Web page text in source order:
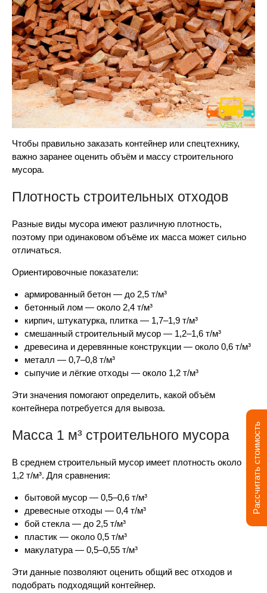
Рассчитать стоимость
Чтобы правильно заказать контейнер или спецтехнику,
важно заранее оценить объём и массу строительного
мусора.
Плотность строительных отходов
Разные виды мусора имеют различную плотность,
поэтому при одинаковом объёме их масса может сильно
отличаться.
Ориентировочные показатели:
армированный бетон — до 2,5 т/м³
бетонный лом — около 2,4 т/м³
кирпич, штукатурка, плитка — 1,7–1,9 т/м³
смешанный строительный мусор — 1,2–1,6 т/м³
древесина и деревянные конструкции — около 0,6 т/м³
металл — 0,7–0,8 т/м³
сыпучие и лёгкие отходы — около 1,2 т/м³
Эти значения помогают определить, какой объём
контейнера потребуется для вывоза.
Масса 1 м³ строительного мусора
В среднем строительный мусор имеет плотность около
1,2 т/м³. Для сравнения:
бытовой мусор — 0,5–0,6 т/м³
древесные отходы — 0,4 т/м³
бой стекла — до 2,5 т/м³
пластик — около 0,5 т/м³
макулатура — 0,5–0,55 т/м³
Эти данные позволяют оценить общий вес отходов и
подобрать подходящий контейнер.